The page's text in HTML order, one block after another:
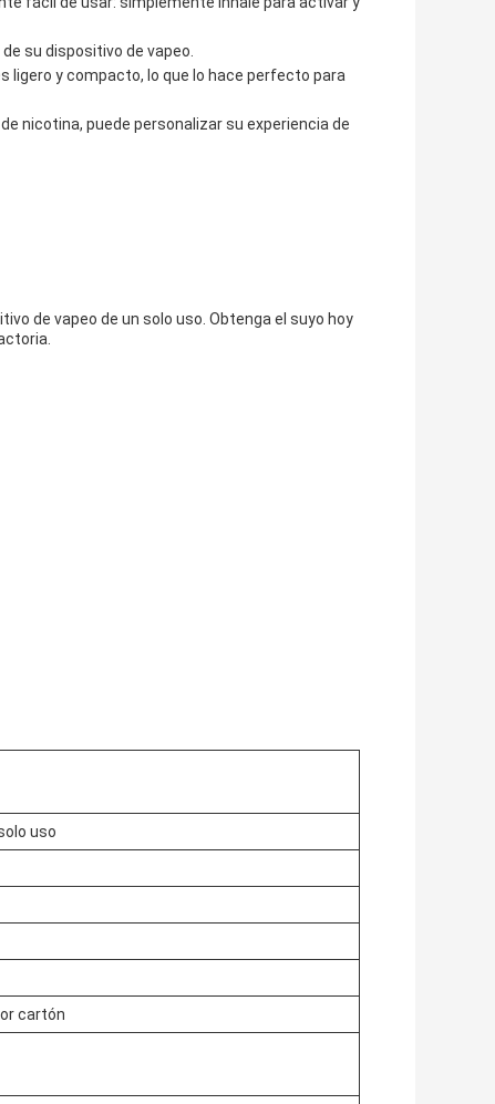
su dispositivo de vapeo.
ligero y compacto, lo que lo hace perfecto para
nicotina, puede personalizar su experiencia de
de vapeo de un solo uso. Obtenga el suyo hoy
uso
cartón